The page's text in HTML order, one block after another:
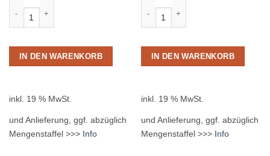
IN DEN WARENKORB
inkl. 19 % MwSt.
und Anlieferung, ggf. abzüglich
Mengenstaffel >>> Info
IN DEN WARENKORB
inkl. 19 % MwSt.
und Anlieferung, ggf. abzüglich
Mengenstaffel >>> Info